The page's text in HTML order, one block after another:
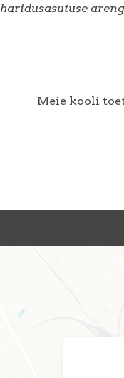
haridusasutuse
Meie kooli